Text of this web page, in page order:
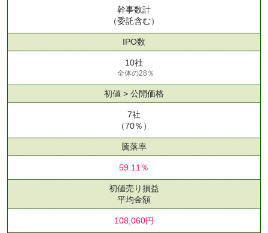
幹事数計
（委託含む）
IPO数
10社
全体の28％
初値 > 公開価格
7社
（70％）
騰落率
59.11％
初値売り損益
平均金額
108,060円